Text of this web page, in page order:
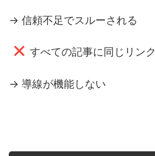
→ 信頼不足でスルーされる
すべての記事に同じリンク
→ 導線が機能しない